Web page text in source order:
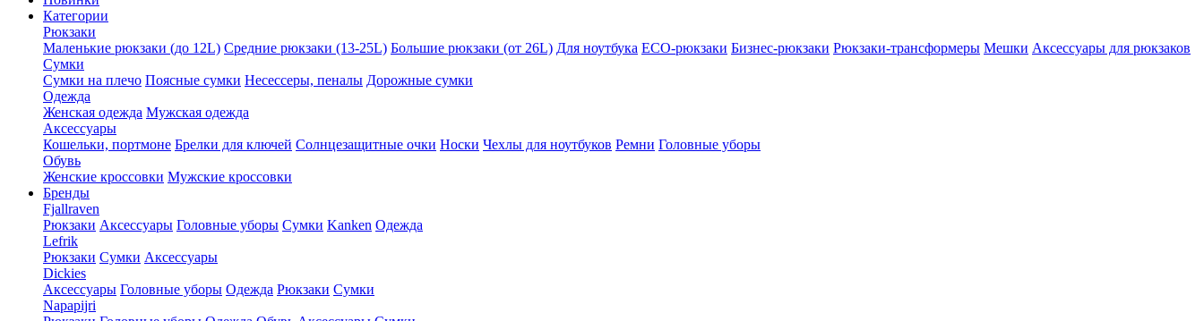
Категории
Рюкзаки
Маленькие рюкзаки (до 12L) Средние рюкзаки (13-25L) Большие рюкзаки (от 26L) Для ноутбука ECO-рюкзаки Бизнес-рюкзаки Рюкзаки-трансформеры Мешки Аксессуары для рюкзаков
Сумки
Сумки на плечо Поясные сумки Несессеры, пеналы Дорожные сумки
Одежда
Женская одежда Мужская одежда
Аксессуары
Кошельки, портмоне Брелки для ключей Солнцезащитные очки Носки Чехлы для ноутбуков Ремни Головные уборы
Обувь
Женские кроссовки Мужские кроссовки
Бренды
Fjallraven
Рюкзаки Аксессуары Головные уборы Сумки Kanken Одежда
Lefrik
Рюкзаки Сумки Аксессуары
Dickies
Аксессуары Головные уборы Одежда Рюкзаки Сумки
Napapijri